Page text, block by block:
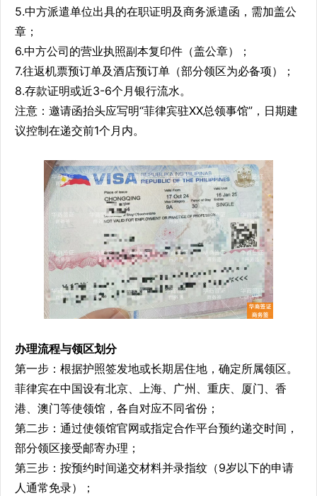
5.中方派遣单位出具的在职证明及商务派遣函，需加盖公
章；
6.中方公司的营业执照副本复印件（盖公章）；
7.往返机票预订单及酒店预订单（部分领区为必备项）；
8.存款证明或近3-6个月银行流水。
注意：邀请函抬头应写明“菲律宾驻XX总领事馆”，日期建
议控制在递交前1个月内。
办理流程与领区划分
第一步：根据护照签发地或长期居住地，确定所属领区。
菲律宾在中国设有北京、上海、广州、重庆、厦门、香
港、澳门等使领馆，各自对应不同省份；
第二步：通过使领馆官网或指定合作平台预约递交时间，
部分领区接受邮寄办理；
第三步：按预约时间递交材料并录指纹（9岁以下的申请
人通常免录）；